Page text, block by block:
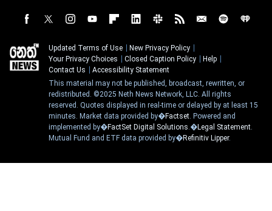
Updated Terms of Use
New Privacy Policy
Your Privacy Choices
Closed Caption Policy
Help
Contact Us
Accessibility Statement
This material may not be published, broadcast, rewritten, or
redistributed. ©2025 Neth News Network, LLC. All rights
reserved. Quotes displayed in real-time or delayed by at least 15
minutes. Market data provided by�Factset. Powered and
implemented by�FactSet Digital Solutions.�Legal Statement.
Mutual Fund and ETF data provided by�Refinitiv Lipper.